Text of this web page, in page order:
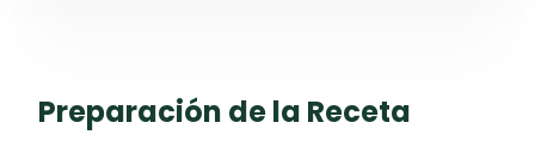
Preparación de la Receta